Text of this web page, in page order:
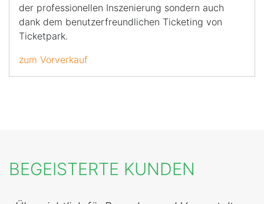
der professionellen Inszenierung sondern auch
dank dem benutzerfreundlichen Ticketing von
Ticketpark.
zum Vorverkauf
BEGEISTERTE KUNDEN